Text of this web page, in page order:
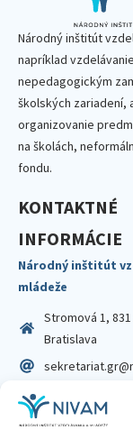
Národný inštitút
napríklad
nepedagogickým
školských zariadení,
organizovanie
na školách,
fondu.
KONTAKTNÉ
INFORMÁCIE
Národný inštitút
mládeže
Stromová 1, 831
Bratislava
IČO: 00164348
DIČ: 2020798714